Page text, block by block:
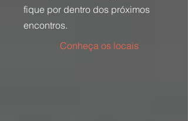
fique por dentro dos próximos
encontros.
Conheça os locais